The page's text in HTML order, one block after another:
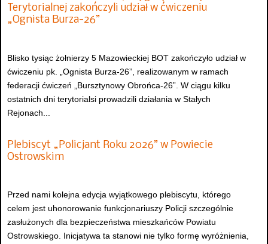
Terytorialnej zakończyli udział w ćwiczeniu
„Ognista Burza-26”
Blisko tysiąc żołnierzy 5 Mazowieckiej BOT zakończyło udział w
ćwiczeniu pk. „Ognista Burza-26”, realizowanym w ramach
federacji ćwiczeń „Bursztynowy Obrońca-26”. W ciągu kilku
ostatnich dni terytorialsi prowadzili działania w Stałych
Rejonach...
Plebiscyt „Policjant Roku 2026” w Powiecie
Ostrowskim
Przed nami kolejna edycja wyjątkowego plebiscytu, którego
celem jest uhonorowanie funkcjonariuszy Policji szczególnie
zasłużonych dla bezpieczeństwa mieszkańców Powiatu
Ostrowskiego. Inicjatywa ta stanowi nie tylko formę wyróżnienia,